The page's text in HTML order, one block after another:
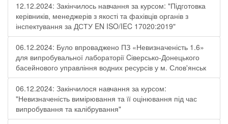
12.12.2024: Закінчилось навчання за курсом: "Підготовка
керівників, менеджерів з якості та фахівців органів з
інспектування за ДСТУ EN ISO/IEC 17020:2019"
06.12.2024: Було впроваджено ПЗ «Невизначеність 1.6»
для випробувальної лабораторії Cіверсько-Донецького
басейнового управління водних ресурсів у м. Слов'янськ
06.12.2024: Закінчилося навчання за курсом:
"Невизначеність вимірювання та її оцінювання під час
випробування та калібрування"